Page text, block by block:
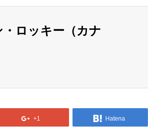
ロッキー（カナ
+1 Hatena